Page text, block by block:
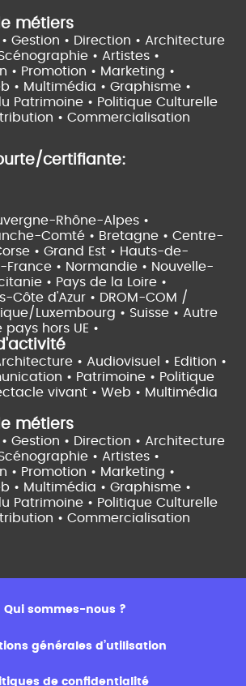
métiers
Gestion • Direction • Architecture
• Artistes •
• Promotion • Marketing •
• Multimédia • Graphisme •
Patrimoine • Politique Culturelle
• Commercialisation
certifiante:
Rhône-Alpes •
Comté • Bretagne • Centre-
• Grand Est • Hauts-de-
France • Normandie • Nouvelle-
• Pays de la Loire •
Côte d'Azur • DROM-COM /
Luxembourg • Suisse • Autre
pays hors UE •
• Audiovisuel • Edition •
• Patrimoine • Politique
vivant • Web • Multimédia
métiers
Gestion • Direction • Architecture
• Artistes •
• Promotion • Marketing •
• Multimédia • Graphisme •
Patrimoine • Politique Culturelle
• Commercialisation
Qui sommes-nous ?
générales d’utilisation
de confidentialité